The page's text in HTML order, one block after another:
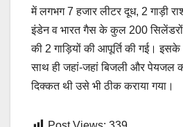
में लगभग 7 हजार लीटर दूध, 2 गाड़ी
इंडेन व भारत गैस के कुल 200 सिलेंडरों
की 2 गाड़ियों की आपूर्ति की गई। इसके
साथ ही जहां-जहां बिजली और पेयजल
दिक्कत थी उसे भी ठीक कराया गया।